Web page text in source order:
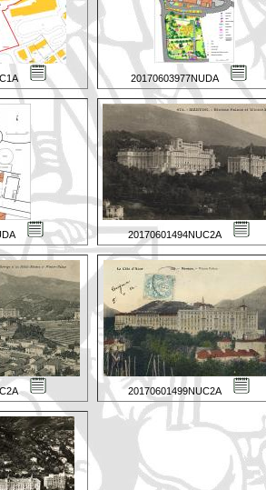
20170603977NUDA
20170601494NUC2A
20170601499NUC2A